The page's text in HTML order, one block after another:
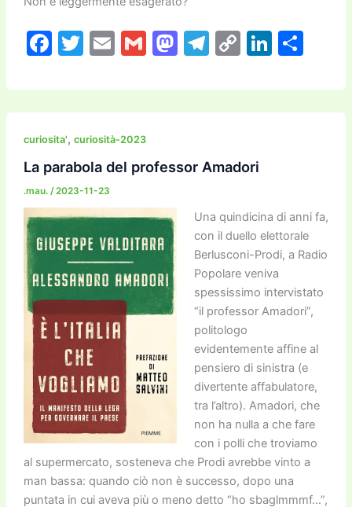
F
c
e
b
o
o
k
T
itt
er
E
ai
l
G
ai
l
M
st
o
o
T
e
gr
m
C
p
y
n
Li
k
e
C
n
di
curiosita', curiosità-2023
La parabola del professor Amadori
.mau. /2023-11-23
Una quindicina di anni fa,
con il duello elettorale
Berlusconi-Prodi, a Radio
Popolare veniva
spessissimo intervistato
“il professor Amadori”,
politologo
evidentemente affine al
pensiero di sinistra (e
divertente affabulatore,
tra l’altro). Amadori, che
non ha nulla a che fare
con i polli che troviamo
al supermercato, sosteneva che Prodi avrebbe vinto a
man bassa: quando ciò non è successo, dopo una
puntata in cui aveva più o meno detto “ho sbaglmmmf…”,